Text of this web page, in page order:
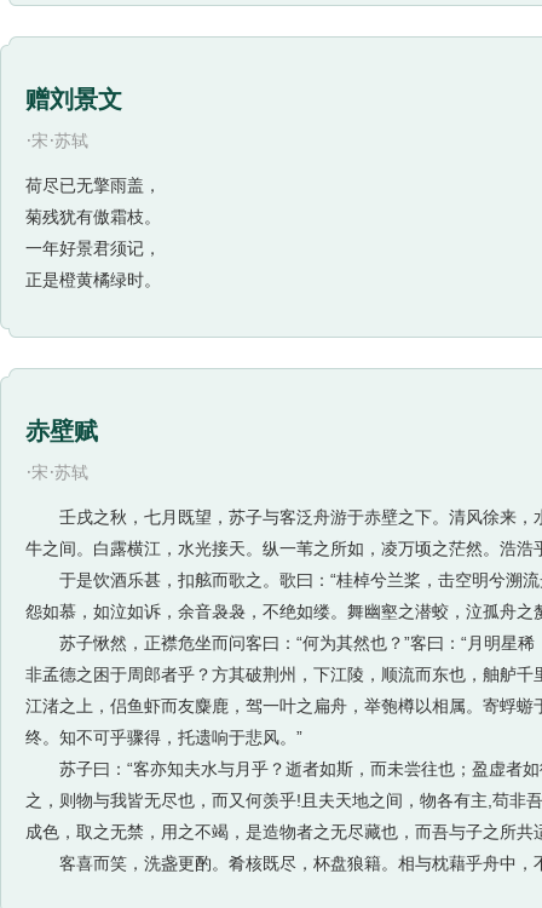
赠刘景文
·宋·苏轼
荷尽已无擎雨盖，
菊残犹有傲霜枝。
一年好景君须记，
正是橙黄橘绿时。
赤壁赋
·宋·苏轼
壬戌之秋，七月既望，苏子与客泛舟游于赤壁之下。清风徐来，
牛之间。白露横江，水光接天。纵一苇之所如，凌万顷之茫然。浩
于是饮酒乐甚，扣舷而歌之。歌曰：“桂棹兮兰桨，击空明兮溯流
怨如慕，如泣如诉，余音袅袅，不绝如缕。舞幽壑之潜蛟，泣孤舟之
苏子愀然，正襟危坐而问客曰：“何为其然也？”客曰：“月明星稀
非孟德之困于周郎者乎？方其破荆州，下江陵，顺流而东也，舳舻
江渚之上，侣鱼虾而友麋鹿，驾一叶之扁舟，举匏樽以相属。寄蜉
终。知不可乎骤得，托遗响于悲风。”
苏子曰：“客亦知夫水与月乎？逝者如斯，而未尝往也；盈虚者
之，则物与我皆无尽也，而又何羡乎!且夫天地之间，物各有主,苟非
成色，取之无禁，用之不竭，是造物者之无尽藏也，而吾与子之所共
客喜而笑，洗盏更酌。肴核既尽，杯盘狼籍。相与枕藉乎舟中，